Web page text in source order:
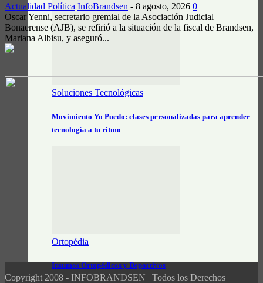
Soluciones Tecnológicas
Movimiento Yo Puedo: clases personalizadas para aprender
tecnología a tu ritmo
Ortopédia
Insumos Ortopédicos y Deportivos
Actualidad Política InfoBrandsen - 8 agosto, 2026 0
Oscar Yenni, secretario gremial de la Asociación Judicial
Bonaerense (AJB), se refirió a la situación de la fiscal de Brandsen,
Mariana Albisu, y aseguró...
Copyright 2008 - INFOBRANDSEN | Todos los Derechos